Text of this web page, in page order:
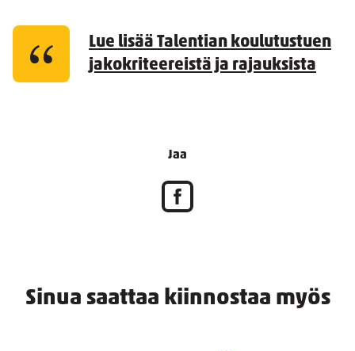
Lue lisää Talentian koulutustuen
jakokriteereistä ja rajauksista
Jaa
Sinua saattaa kiinnostaa myös